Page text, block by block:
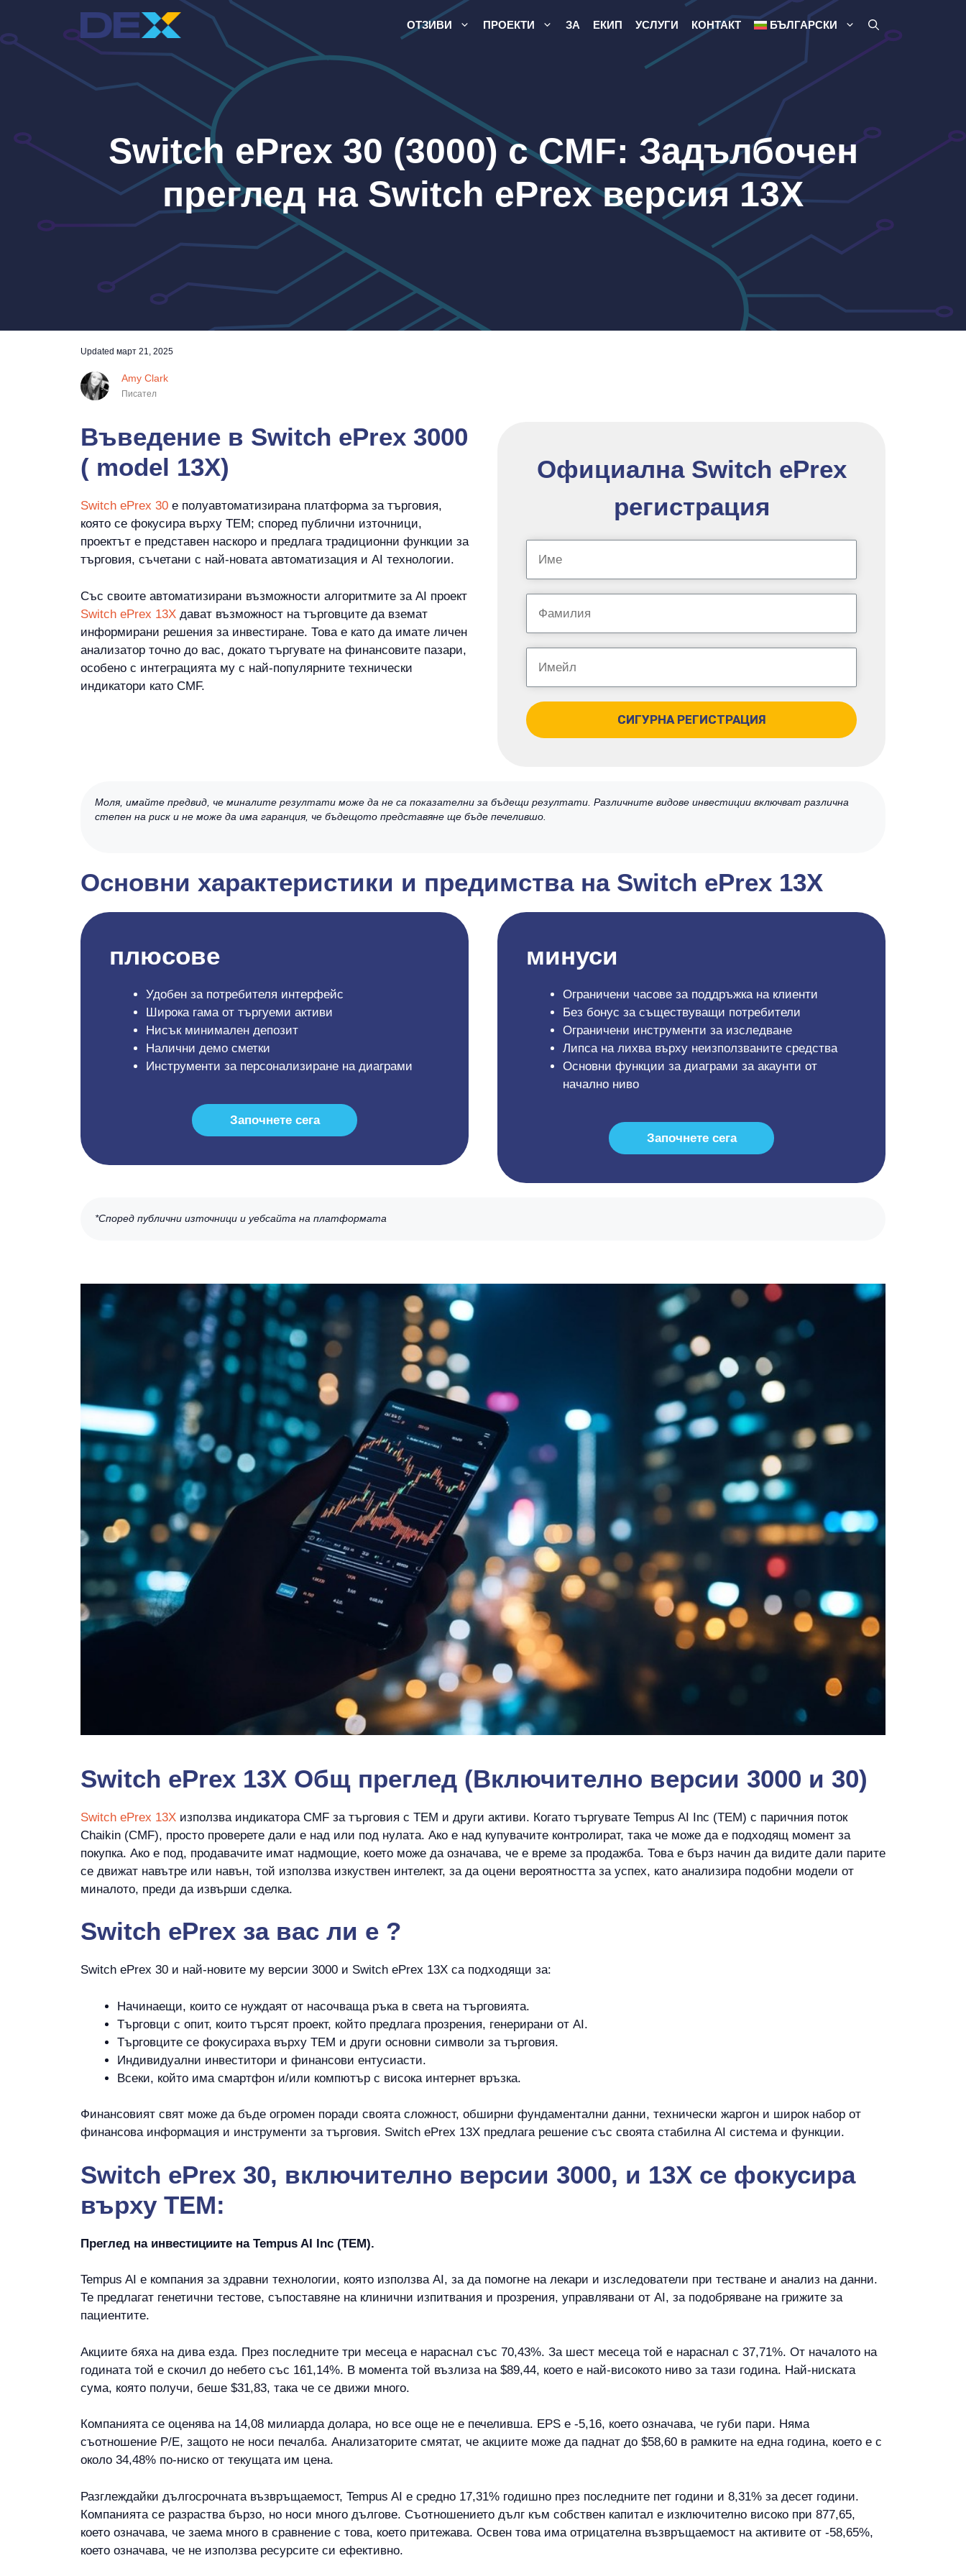
съдържанието
ОТЗИВИ ПРОЕКТИ ЗА ЕКИП УСЛУГИ КОНТАКТ БЪЛГАРСКИ
Switch ePrex 30 (3000) с CMF: Задълбочен
преглед на Switch ePrex версия 13X
Updated март 21, 2025
Amy Clark
Писател
Въведение в Switch ePrex 3000
( model 13X)
Switch ePrex 30 е полуавтоматизирана платформа за търговия,
която се фокусира върху TEM; според публични източници,
проектът е представен наскоро и предлага традиционни функции за
търговия, съчетани с най-новата автоматизация и AI технологии.
Със своите автоматизирани възможности алгоритмите за AI проект
Switch ePrex 13X дават възможност на търговците да вземат
информирани решения за инвестиране. Това е като да имате личен
анализатор точно до вас, докато търгувате на финансовите пазари,
особено с интеграцията му с най-популярните технически
индикатори като CMF.
Официална Switch ePrex
регистрация
СИГУРНА РЕГИСТРАЦИЯ
Моля, имайте предвид, че миналите резултати може да не са показателни за бъдещи резултати. Различните видове инвестиции включват различна
степен на риск и не може да има гаранция, че бъдещото представяне ще бъде печелившо.
Основни характеристики и предимства на Switch ePrex 13X
плюсове
Удобен за потребителя интерфейс
Широка гама от търгуеми активи
Нисък минимален депозит
Налични демо сметки
Инструменти за персонализиране на диаграми
Започнете сега
минуси
Ограничени часове за поддръжка на клиенти
Без бонус за съществуващи потребители
Ограничени инструменти за изследване
Липса на лихва върху неизползваните средства
Основни функции за диаграми за акаунти от
начално ниво
Започнете сега
*Според публични източници и уебсайта на платформата
Switch ePrex 13X Общ преглед (Включително версии 3000 и 30)
Switch ePrex 13X използва индикатора CMF за търговия с TEM и други активи. Когато търгувате Tempus AI Inc (TEM) с паричния поток
Chaikin (CMF), просто проверете дали е над или под нулата. Ако е над купувачите контролират, така че може да е подходящ момент за
покупка. Ако е под, продавачите имат надмощие, което може да означава, че е време за продажба. Това е бърз начин да видите дали парите
се движат навътре или навън, той използва изкуствен интелект, за да оцени вероятността за успех, като анализира подобни модели от
миналото, преди да извърши сделка.
Switch ePrex за вас ли е ?
Switch ePrex 30 и най-новите му версии 3000 и Switch ePrex 13X са подходящи за:
Начинаещи, които се нуждаят от насочваща ръка в света на търговията.
Търговци с опит, които търсят проект, който предлага прозрения, генерирани от AI.
Търговците се фокусираха върху TEM и други основни символи за търговия.
Индивидуални инвеститори и финансови ентусиасти.
Всеки, който има смартфон и/или компютър с висока интернет връзка.
Финансовият свят може да бъде огромен поради своята сложност, обширни фундаментални данни, технически жаргон и широк набор от
финансова информация и инструменти за търговия. Switch ePrex 13X предлага решение със своята стабилна AI система и функции.
Switch ePrex 30, включително версии 3000, и 13X се фокусира
върху TEM:
Преглед на инвестициите на Tempus AI Inc (TEM).
Tempus AI е компания за здравни технологии, която използва AI, за да помогне на лекари и изследователи при тестване и анализ на данни.
Те предлагат генетични тестове, съпоставяне на клинични изпитвания и прозрения, управлявани от AI, за подобряване на грижите за
пациентите.
Акциите бяха на дива езда. През последните три месеца е нараснал със 70,43%. За шест месеца той е нараснал с 37,71%. От началото на
годината той е скочил до небето със 161,14%. В момента той възлиза на $89,44, което е най-високото ниво за тази година. Най-ниската
сума, която получи, беше $31,83, така че се движи много.
Компанията се оценява на 14,08 милиарда долара, но все още не е печеливша. EPS е -5,16, което означава, че губи пари. Няма
съотношение P/E, защото не носи печалба. Анализаторите смятат, че акциите може да паднат до $58,60 в рамките на една година, което е с
около 34,48% по-ниско от текущата им цена.
Разглеждайки дългосрочната възвръщаемост, Tempus AI е средно 17,31% годишно през последните пет години и 8,31% за десет години.
Компанията се разраства бързо, но носи много дългове. Съотношението дълг към собствен капитал е изключително високо при 877,65,
което означава, че заема много в сравнение с това, което притежава. Освен това има отрицателна възвръщаемост на активите от -58,65%,
което означава, че не използва ресурсите си ефективно.